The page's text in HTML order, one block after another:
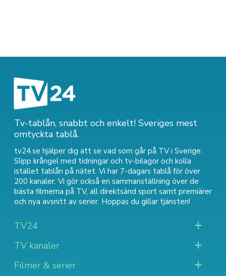
Tv-tablån, snabbt och enkelt! Sveriges mest
omtyckta tablå.
tv24.se hjälper dig att se vad som går på TV i Sverige.
Slipp krångel med tidningar och tv-bilagor och kolla
istället tablån på nätet. Vi har 7-dagars tablå för över
200 kanaler. Vi gör också en sammanställning över de
bästa filmerna på TV, all direktsänd sport samt premiärer
och nya avsnitt av serier. Hoppas du gillar tjänsten!
TV24
TV kanaler
Filmer & serier